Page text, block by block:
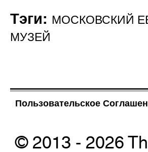
Тэги: МОСКОВСКИЙ
МУЗЕЙ
Пользовательское
© 2013 - 2026